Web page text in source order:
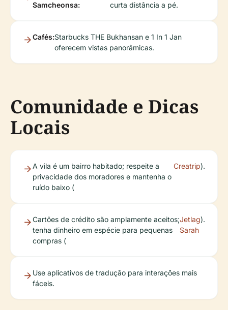
Samcheonsa:
curta distância a pé.
Cafés:Starbucks THE Bukhansan e 1 In 1 Jan
oferecem vistas panorâmicas.
Comunidade e Dicas
Locais
A vila é um bairro habitado; respeite a
privacidade dos moradores e mantenha o
ruído baixo (
Creatrip).
Cartões de crédito são amplamente aceitos;
tenha dinheiro em espécie para pequenas
compras (
Jetlag
Sarah
).
Use aplicativos de tradução para interações mais
fáceis.